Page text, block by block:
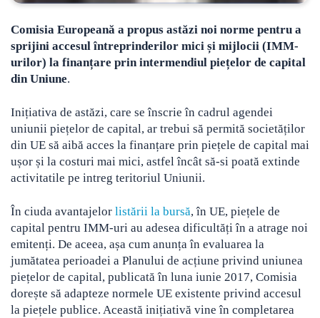
Comisia Europeană a propus astăzi noi norme pentru a
sprijini accesul întreprinderilor mici și mijlocii (IMM-
urilor) la finanțare prin intermendiul piețelor de capital
din Uniune.
Inițiativa de astăzi, care se înscrie în cadrul agendei
uniunii piețelor de capital, ar trebui să permită societăților
din UE să aibă acces la finanțare prin piețele de capital mai
ușor și la costuri mai mici, astfel încât să-si poată extinde
activitatile pe intreg teritoriul Uniunii.
În ciuda avantajelor listării la bursă, în UE, piețele de
capital pentru IMM-uri au adesea dificultăți în a atrage noi
emitenți. De aceea, așa cum anunța în evaluarea la
jumătatea perioadei a Planului de acțiune privind uniunea
piețelor de capital, publicată în luna iunie 2017, Comisia
dorește să adapteze normele UE existente privind accesul
la piețele publice. Această inițiativă vine în completarea